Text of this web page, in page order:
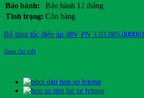
Bảo hành:
Bảo hành 12 tháng
Tình trạng: Còn hàng
Bộ tăng tốc điện áp 48V PN 3.03.005.000001
Xem chi tiết